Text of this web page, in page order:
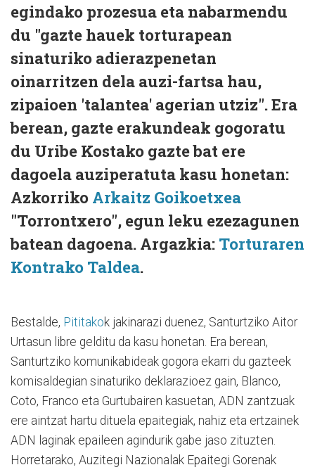
egindako prozesua eta nabarmendu
du "gazte hauek torturapean
sinaturiko adierazpenetan
oinarritzen dela auzi-fartsa hau,
zipaioen 'talantea' agerian utziz". Era
berean, gazte erakundeak gogoratu
du Uribe Kostako gazte bat ere
dagoela auziperatuta kasu honetan:
Azkorriko Arkaitz Goikoetxea
"Torrontxero", egun leku ezezagunen
batean dagoena. Argazkia: Torturaren
Kontrako Taldea.
Bestalde, Pititakok jakinarazi duenez, Santurtziko Aitor
Urtasun libre gelditu da kasu honetan. Era berean,
Santurtziko komunikabideak gogora ekarri du gazteek
komisaldegian sinaturiko deklarazioez gain, Blanco,
Coto, Franco eta Gurtubairen kasuetan, ADN zantzuak
ere aintzat hartu dituela epaitegiak, nahiz eta ertzainek
ADN laginak epaileen agindurik gabe jaso zituzten.
Horretarako, Auzitegi Nazionalak Epaitegi Gorenak